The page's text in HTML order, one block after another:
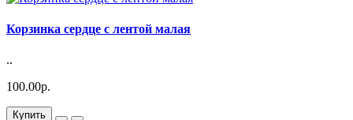
Корзинка сердце с лентой малая
..
100.00р.
Купить